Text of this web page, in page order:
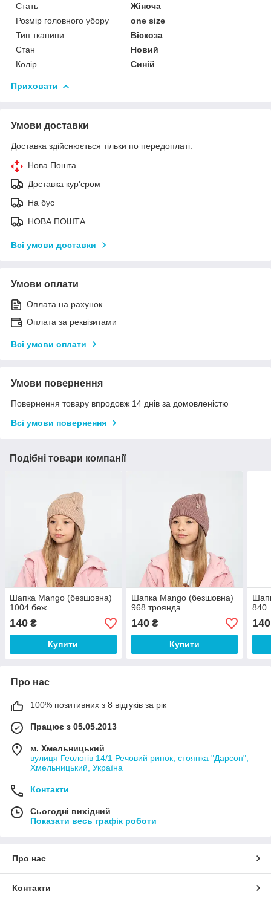
Стать
Жіноча
Розмір головного убору
one size
Тип тканини
Віскоза
Стан
Новий
Колір
Синій
Приховати
Умови доставки
Доставка здійснюється тільки по передоплаті.
Нова Пошта
Доставка кур'єром
На бус
НОВА ПОШТА
Всі умови доставки
Умови оплати
Оплата на рахунок
Оплата за реквізитами
Всі умови оплати
Умови повернення
Повернення товару впродовж 14 днів за домовленістю
Всі умови повернення
Подібні товари компанії
Шапка Mango (безшовна)
1004 беж
140 ₴
Купити
Шапка Mango (безшовна)
968 троянда
140₴
Купити
840
140
Про нас
100% позитивних з 8 відгуків за рік
Працює з 05.05.2013
м. Хмельницький
вулиця Геологів 14/1 Речовий ринок, стоянка "Дарсон",
Хмельницький, Україна
Контакти
Сьогодні вихідний
Показати весь графік роботи
Про нас
Контакти